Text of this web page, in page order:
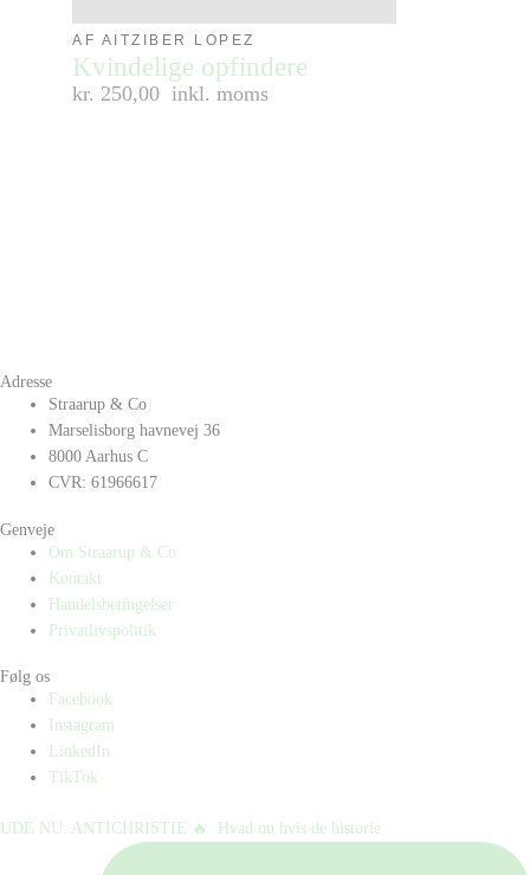
AF AITZIBER LOPEZ
Kvindelige opfindere
kr. 250,00 inkl. moms
Adresse
Straarup & Co
Marselisborg havnevej 36
8000 Aarhus C
CVR: 61966617
Genveje
Om Straarup & Co
Kontakt
Handelsbetingelser
Privatlivspolitik
Følg os
Facebook
Instagram
LinkedIn
TikTok
UDE NU: ANTICHRISTIE 🔥⁠ ⁠ Hvad nu hvis de historie